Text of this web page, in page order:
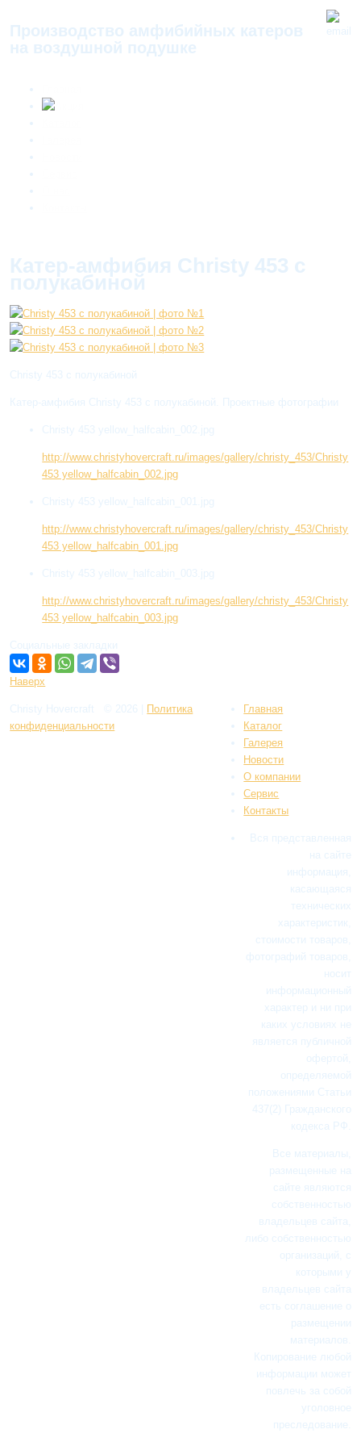
Производство амфибийных катеров
на воздушной подушке
Катер-амфибия Christy 453 с
полукабиной
Christy 453 с полукабиной
Катер-амфибия Christy 453 с полукабиной. Проектные фотографии
Christy 453 yellow_halfcabin_002.jpg
http://www.christyhovercraft.ru/images/gallery/christy_453/Christy
453 yellow_halfcabin_002.jpg
Christy 453 yellow_halfcabin_001.jpg
http://www.christyhovercraft.ru/images/gallery/christy_453/Christy
453 yellow_halfcabin_001.jpg
Christy 453 yellow_halfcabin_003.jpg
http://www.christyhovercraft.ru/images/gallery/christy_453/Christy
453 yellow_halfcabin_003.jpg
Социальные закладки
Наверх
Christy Hovercraft © 2026
Политикa
конфиденциальности
Главная
Каталог
Галерея
Новости
О компании
Сервис
Контакты
Вся представленная
на сайте
информация,
касающаяся
технических
характеристик,
стоимости товаров,
фотографий товаров,
носит
информационный
характер и ни при
каких условиях не
является публичной
офертой,
определяемой
положениями Статьи
437(2) Гражданского
кодекса РФ.
Все материалы,
размещенные на
сайте являются
собственностью
владельцев сайта,
либо собственностью
организаций, с
которыми у
владельцев сайта
есть соглашение о
размещении
материалов.
Копирование любой
информации может
повлечь за собой
уголовное
преследование.